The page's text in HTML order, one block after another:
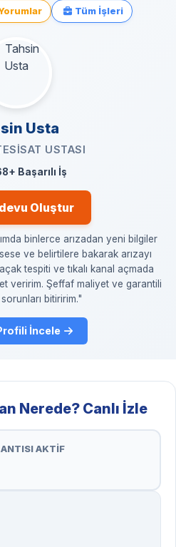
Tüm İşleri
Usta
USTASI
Başarılı İş
Oluştur
binlerce arızadan yeni bilgiler
ve belirtilere bakarak arızayı
tespiti ve tıkalı kanal açmada
veririm. Şeffaf maliyet ve garantili
bitiririm."
İncele
Nerede? Canlı İzle
AKTİF